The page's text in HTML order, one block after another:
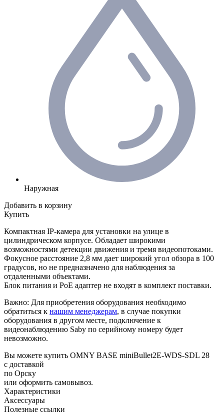
Наружная
Добавить в корзину
Купить
Компактная IP-камера для установки на улице в
цилиндрическом корпусе. Обладает широкими
возможностями детекции движения и тремя видеопотоками.
Фокусное расстояние 2,8 мм дает широкий угол обзора в 100
градусов, но не предназначено для наблюдения за
отдаленными объектами.
Блок питания и PoE адаптер не входят в комплект поставки.
Важно: Для приобретения оборудования необходимо
обратиться к нашим менеджерам, в случае покупки
оборудования в другом месте, подключение к
видеонаблюдению Saby по серийному номеру будет
невозможно.
Вы можете купить OMNY BASE miniBullet2E-WDS-SDL 28
с доставкой
по Орску
или оформить самовывоз.
Характеристики
Аксессуары
Полезные ссылки